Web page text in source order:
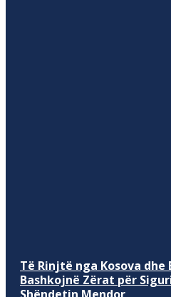
Të Rinjtë nga Kosova dhe
Bashkojnë Zërat për